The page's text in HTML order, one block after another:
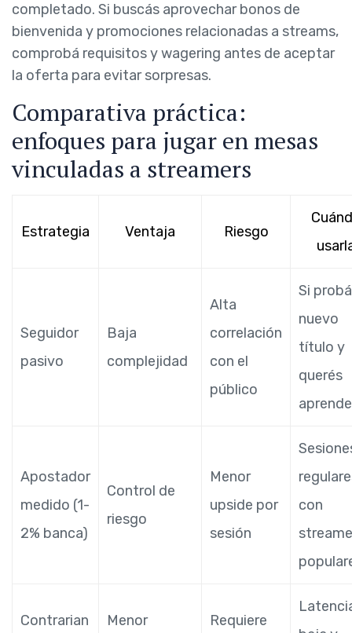
completado. Si buscás aprovechar bonos de
bienvenida y promociones relacionadas a streams,
comprobá requisitos y wagering antes de aceptar
la oferta para evitar sorpresas.
Comparativa práctica:
enfoques para jugar en mesas
vinculadas a streamers
Estrategia Ventaja Riesgo
Seguidor
pasivo
Baja
complejidad
Alta
correlación
con el
público
Si
nuevo
título y
querés
Apostador
medido (1-
2% banca)
Control de
riesgo
Menor
upside por
sesión
con
Contrarian
Menor
Requiere